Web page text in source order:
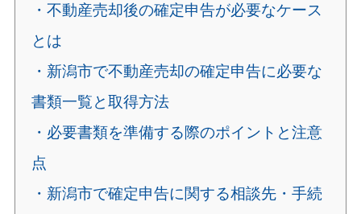
・不動産売却後の確定申告が必要なケース
とは
・新潟市で不動産売却の確定申告に必要な
書類一覧と取得方法
・必要書類を準備する際のポイントと注意
点
・新潟市で確定申告に関する相談先・手続